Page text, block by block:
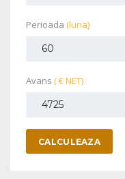
Perioada (luna)
Avans ( € NET)
CALCULEAZA